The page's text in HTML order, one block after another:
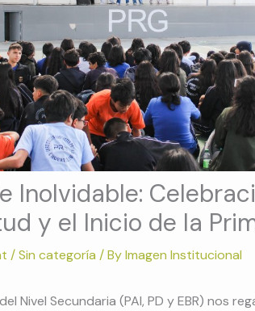
Inolvidable:
y el Inicio de la
/Sin categoría / ByImagen Institucional
Nivel Secundaria (PAI, PD y EBR) nos